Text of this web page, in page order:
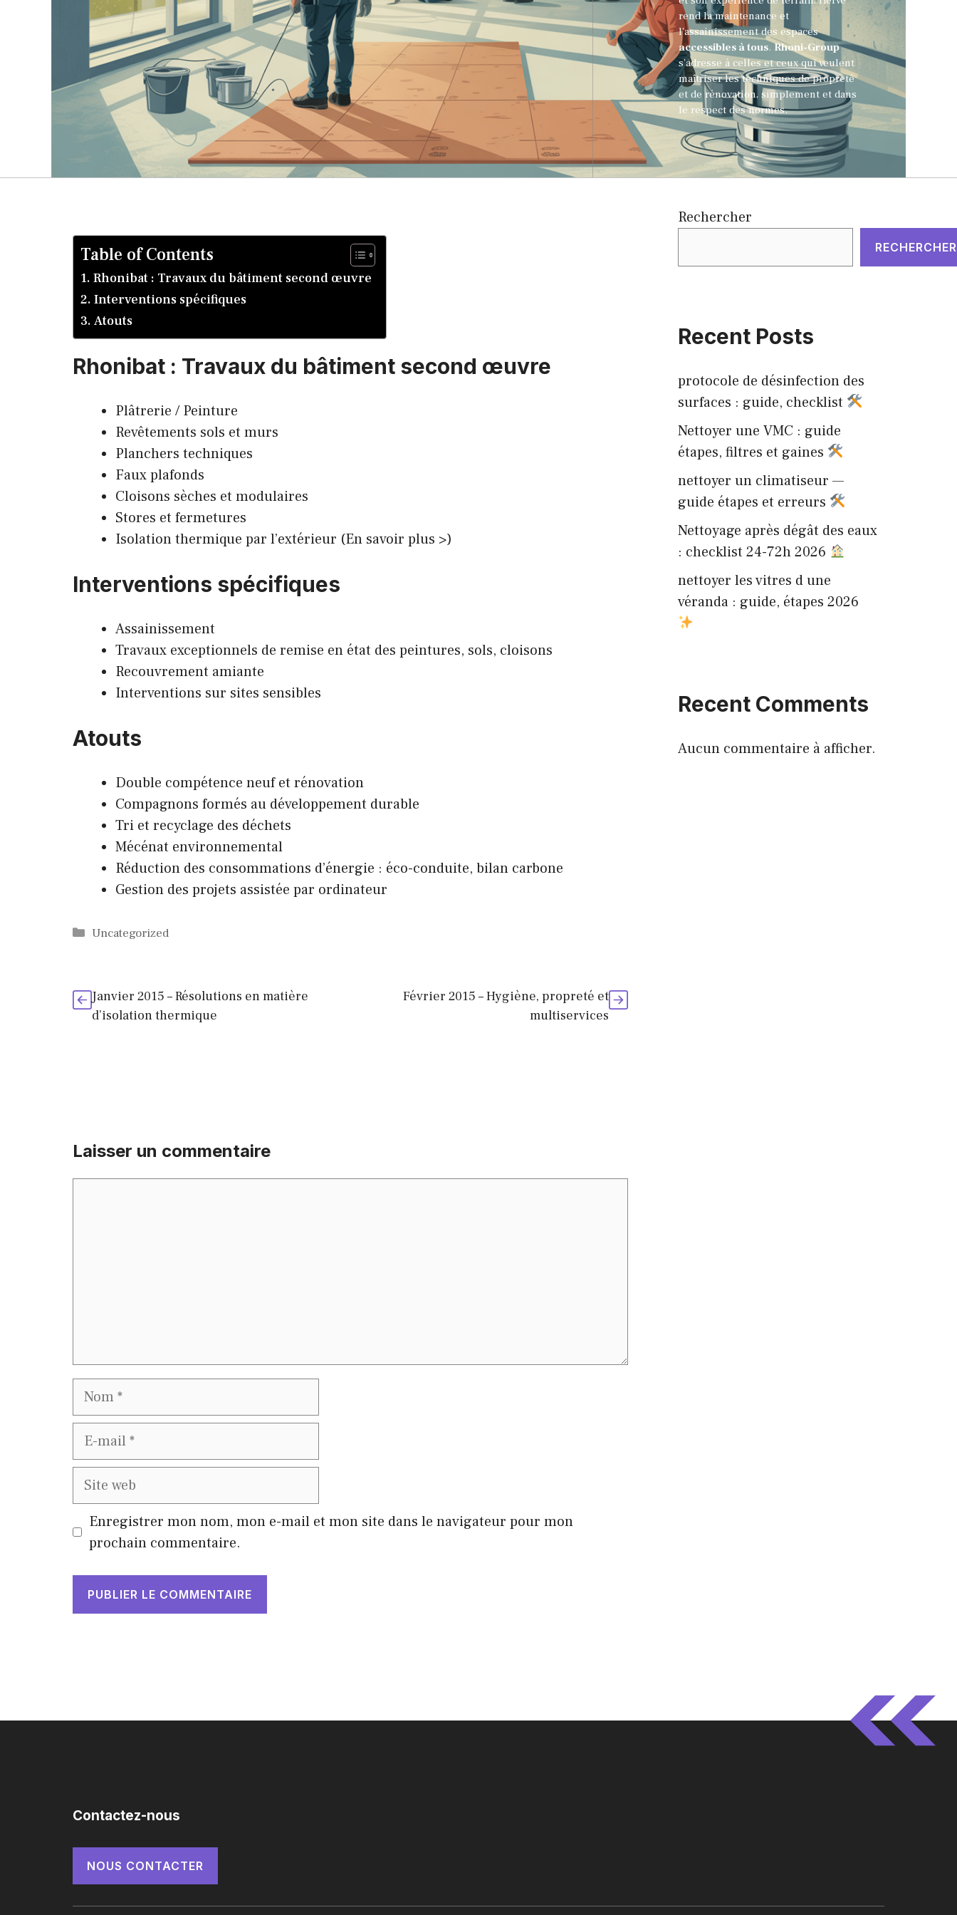
rend la maintenance et
l'assainissement des espaces
accessibles à tous.Rhoni-Group
s’adresse à celles et ceux qui veulent
maîtriser les techniques de propreté
et de rénovation, simplement et dans
le respect des normes.
Table of Contents
Rhonibat : Travaux du bâtiment second œuvre
Interventions spécifiques
Atouts
Rhonibat : Travaux du bâtiment second œuvre
Plâtrerie / Peinture
Revêtements sols et murs
Planchers techniques
Faux plafonds
Cloisons sèches et modulaires
Stores et fermetures
Isolation thermique par l’extérieur (En savoir plus >)
Interventions spécifiques
Assainissement
Travaux exceptionnels de remise en état des peintures, sols, cloisons
Recouvrement amiante
Interventions sur sites sensibles
Atouts
Double compétence neuf et rénovation
Compagnons formés au développement durable
Tri et recyclage des déchets
Mécénat environnemental
Réduction des consommations d’énergie : éco-conduite, bilan carbone
Gestion des projets assistée par ordinateur
Catégories
Uncategorized
Janvier 2015 – Résolutions en matière
d’isolation thermique
Février 2015 – Hygiène, propreté et
multiservices
Laisser un commentaire
Nom
E-
Site
Enregistrer mon nom, mon e-mail et mon site dans le navigateur pour mon
prochain commentaire.
Rechercher
RECHERCHER
Recent Posts
protocole de désinfection des
surfaces : guide, checklist
Nettoyer une VMC : guide
étapes, filtres et gaines
nettoyer un climatiseur —
guide étapes et erreurs
Nettoyage après dégât des eaux
: checklist 24-72h 2026
nettoyer les vitres d une
véranda : guide, étapes 2026
Recent Comments
Aucun commentaire à afficher.
Contactez-nous
NOUS CONTACTER